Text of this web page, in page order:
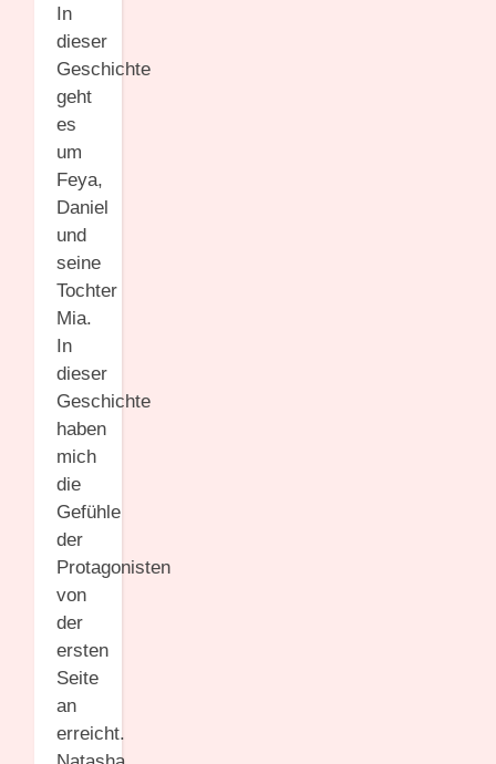
In
dieser
Geschichte
geht
es
um
Feya,
Daniel
und
seine
Tochter
Mia.
In
dieser
Geschichte
haben
mich
die
Gefühle
der
Protagonisten
von
der
ersten
Seite
an
erreicht.